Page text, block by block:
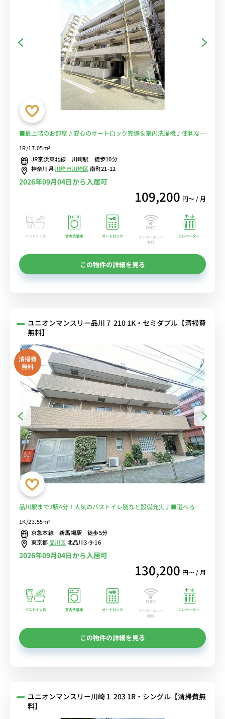
■最上階のお部屋♪安心のオートロック完備＆室内洗濯機♪便利な宅
配BOXあり♪テレワークにおすすめのデスク＆チェア付き♪■JR
線・京急本線の利用が可能/東京・品川まで乗換なし/駅前には「ラゾ
ーナ川崎」や「ダイス」などショッピングモールも多数■選べるWi-
Fi格安レンタル中！
1R/17.05m²
JR京浜東北線 川崎駅 徒歩10分
神奈川県川崎市川崎区南町21-12
2026年09月04日から入居可
109,200 円〜 / 月
バストイレ別 室内洗濯機 オートロック
インターネット
無料
エレベーター
この物件の詳細を見る
ユニオンマンスリー品川７ 210 1K・セミダブル【清掃費
無料】
清掃費
無料
品川駅まで2駅4分！人気のバストイレ別など設備充実♪■選べるWi-
1K/23.55m²
京急本線 新馬場駅 徒歩5分
東京都品川区北品川3-9-16
2026年09月04日から入居可
130,200 円〜 / 月
バストイレ別 室内洗濯機 オートロック
インターネット
無料
エレベーター
この物件の詳細を見る
ユニオンマンスリー川崎１ 203 1R・シングル【清掃費無
料】